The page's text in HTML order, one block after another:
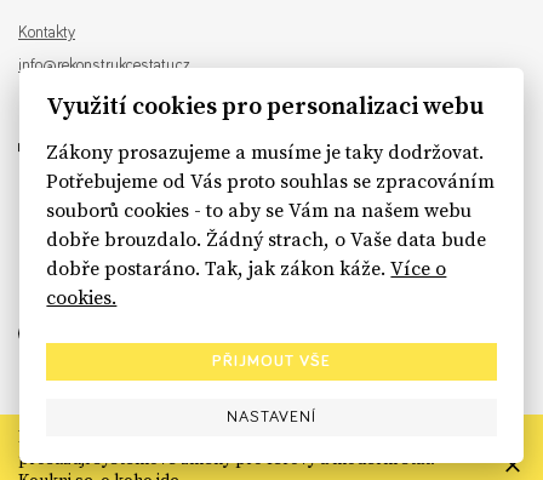
Kontakty
info@rekonstrukcestatu.cz
Návrh a vývoj: Sinfin , ilustrace:
sinfin.digital
Rekonstrukce státu končí. Její členské organizace však dál
prosazují systémové změny pro férový a moderní stát.
Využití cookies pro personalizaci webu
Zákony prosazujeme a musíme je taky dodržovat.
Potřebujeme od Vás proto souhlas se zpracováním
souborů cookies - to aby se Vám na našem webu
dobře brouzdalo. Žádný strach, o Vaše data bude
dobře postaráno. Tak, jak zákon káže.Více o
cookies.
PŘIJMOUT VŠE
NASTAVENÍ